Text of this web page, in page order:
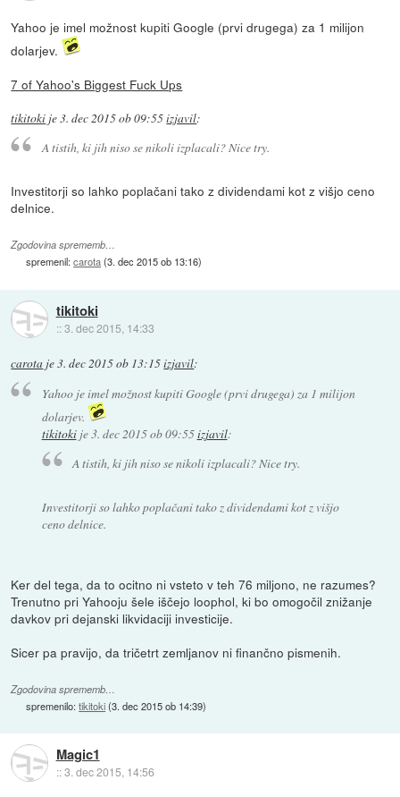
Yahoo je imel možnost kupiti Google (prvi drugega) za 1 milijon
dolarjev.
7 of Yahoo's Biggest Fuck Ups
tikitoki je3. dec 2015 ob 09:55izjavil:
A tistih, ki jih niso se nikoli izplacali? Nice try.
Investitorji so lahko poplačani tako z dividendami kot z višjo ceno
delnice.
Zgodovina sprememb…
spremenil:carota(3. dec 2015 ob 13:16)
tikitoki
::3. dec 2015, 14:33
carota je3. dec 2015 ob 13:15izjavil:
Yahoo je imel možnost kupiti Google (prvi drugega) za 1 milijon
dolarjev.
tikitokije3. dec 2015 ob 09:55izjavil:
A tistih, ki jih niso se nikoli izplacali? Nice try.
Investitorji so lahko poplačani tako z dividendami kot z višjo
ceno delnice.
Ker del tega, da to ocitno ni vsteto v teh 76 miljono, ne razumes?
Trenutno pri Yahooju šele iščejo loophol, ki bo omogočil znižanje
davkov pri dejanski likvidaciji investicije.
Sicer pa pravijo, da tričetrt zemljanov ni finančno pismenih.
Zgodovina sprememb…
spremenilo:tikitoki(3. dec 2015 ob 14:39)
Magic1
::3. dec 2015, 14:56